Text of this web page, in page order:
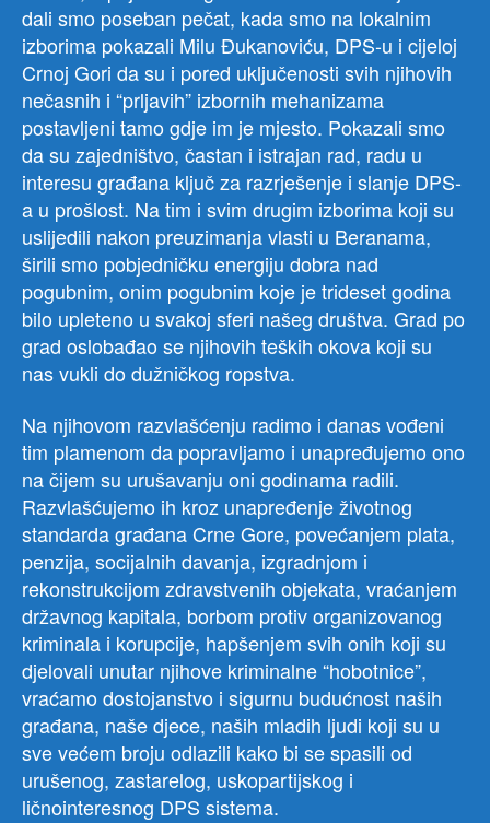
dali smo poseban pečat, kada smo na lokalnim
izborima pokazali Milu Đukanoviću, DPS-u i cijeloj
Crnoj Gori da su i pored uključenosti svih njihovih
nečasnih i “prljavih” izbornih mehanizama
postavljeni tamo gdje im je mjesto. Pokazali smo
da su zajedništvo, častan i istrajan rad, radu u
interesu građana ključ za razrješenje i slanje DPS-
a u prošlost. Na tim i svim drugim izborima koji su
uslijedili nakon preuzimanja vlasti u Beranama,
širili smo pobjedničku energiju dobra nad
pogubnim, onim pogubnim koje je trideset godina
bilo upleteno u svakoj sferi našeg društva. Grad po
grad oslobađao se njihovih teških okova koji su
nas vukli do dužničkog ropstva.
Na njihovom razvlašćenju radimo i danas vođeni
tim plamenom da popravljamo i unapređujemo ono
na čijem su urušavanju oni godinama radili.
Razvlašćujemo ih kroz unapređenje životnog
standarda građana Crne Gore, povećanjem plata,
penzija, socijalnih davanja, izgradnjom i
rekonstrukcijom zdravstvenih objekata, vraćanjem
državnog kapitala, borbom protiv organizovanog
kriminala i korupcije, hapšenjem svih onih koji su
djelovali unutar njihove kriminalne “hobotnice”,
vraćamo dostojanstvo i sigurnu budućnost naših
građana, naše djece, naših mladih ljudi koji su u
sve većem broju odlazili kako bi se spasili od
urušenog, zastarelog, uskopartijskog i
ličnointeresnog DPS sistema.